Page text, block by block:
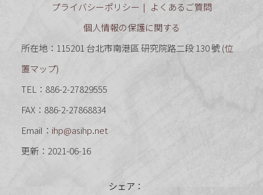
プライバシーポリシー
よくあるご質問
個人情報の保護に関する
所在地：115201 台北市南港區 研究院路二段 130 號 (位
置マップ)
TEL：886-2-27829555
FAX：886-2-27868834
Email： ihp@asihp.net
更新：2021-06-16
シェア：